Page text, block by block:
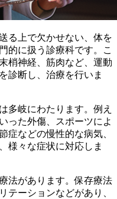
る上で欠かせない、体を
的に扱う診療科です。こ
梢神経、筋肉など、運動
診断し、治療を行いま
多岐にわたります。 例え
った外傷、スポーツによ
症などの慢性的な病気、
様々な症状に対応しま
法があります。保存療法
テーションなどがあり、